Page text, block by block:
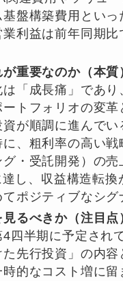
基盤構築費用といっ
業利益は前年同期比
重要なのか（本質
「成長痛」であり
ートフォリオの変革
資が順調に進んで
に、粗利率の高い戦
グ・受託開発）の売
し、収益構造転換
ポジティブなシグ
るべきか（注目点
4四半期に予定され
先行投資」の内容
時的なコスト増に留